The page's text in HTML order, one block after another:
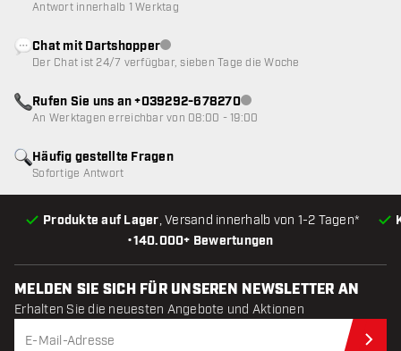
•140.000+ Bewertungen
Produkte auf Lager, Versand innerhalb von 1-2 Tagen*
Häufig gestellte Fragen
Sofortige Antwort
Antwort innerhalb 1 Werktag
Chat mit DartshopperKundenservice nicht verfügbar
Der Chat ist 24/7 verfügbar, sieben Tage die Woche
Rufen Sie uns an +039292-678270Kundenservice nicht
An Werktagen erreichbar von 08:00 - 19:00
MELDEN SIE SICH FÜR UNSEREN NEWSLETTER AN
Erhalten Sie die neuesten Angebote und Aktionen